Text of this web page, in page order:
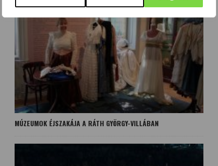
MÚZEUMOK ÉJSZAKÁJA A RÁTH GYÖRGY-VILLÁBAN